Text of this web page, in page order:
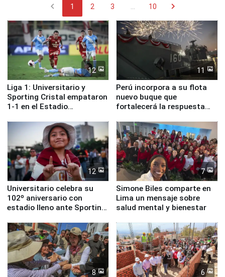
chevron_left 1 2 3 10 chevron_right
12
Liga 1: Universitario y
Sporting Cristal empataron
1-1 en el Estadio
11
Perú incorpora a su flota
nuevo buque que
fortalecerá la respuesta
12
Universitario celebra su
102º aniversario con
estadio lleno ante Sporting
7
Simone Biles comparte en
Lima un mensaje sobre
salud mental y bienestar
8 6